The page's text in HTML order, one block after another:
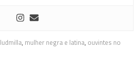
ludmilla, mulher negra e latina, ouvintes no